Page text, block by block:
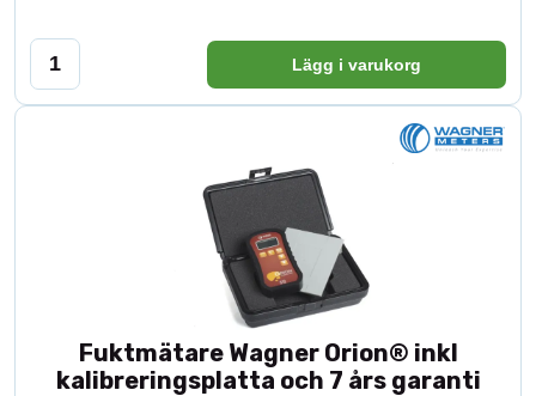
Lägg i varukorg
Fuktmätare Wagner Orion® inkl
kalibreringsplatta och 7 års garanti